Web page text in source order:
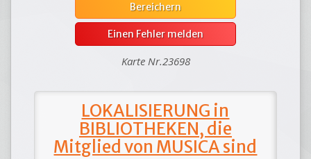
Bereichern
Einen Fehler melden
Karte Nr.23698
LOKALISIERUNG in
BIBLIOTHEKEN, die
Mitglied von MUSICA sind